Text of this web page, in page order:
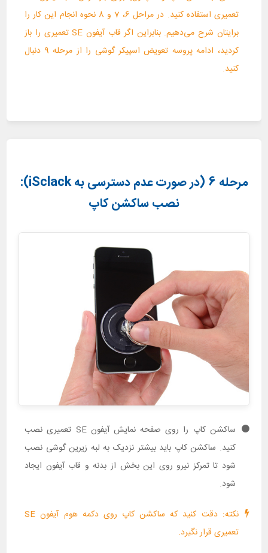
تعمیری استفاده کنید. در مراحل 6، 7 و 8 نحوه انجام این کار را
برایتان شرح می‌دهیم. بنابراین اگر قاب آیفون SE تعمیری را باز
کردید، ادامه پروسه تعویض اسپیکر گوشی را از مرحله 9 دنبال
کنید.
مرحله 6 (در صورت عدم دسترسی به iSclack):
نصب ساکشن کاپ
ساکشن کاپ را روی صفحه نمایش آیفون SE تعمیری نصب
کنید. ساکشن کاپ باید بیشتر نزدیک به لبه زیرین گوشی نصب
شود تا تمرکز نیرو روی این بخش از بدنه و قاب آیفون ایجاد
شود.
نکته: دقت کنید که ساکشن کاپ روی دکمه هوم آیفون SE
تعمیری قرار نگیرد.